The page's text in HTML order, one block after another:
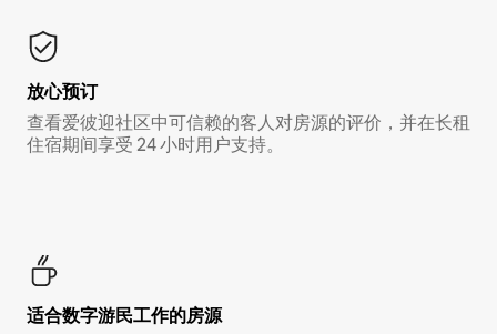
放心预订
查看爱彼迎社区中可信赖的客人对房源的评价，并在长租
住宿期间享受 24 小时用户支持。
适合数字游民工作的房源